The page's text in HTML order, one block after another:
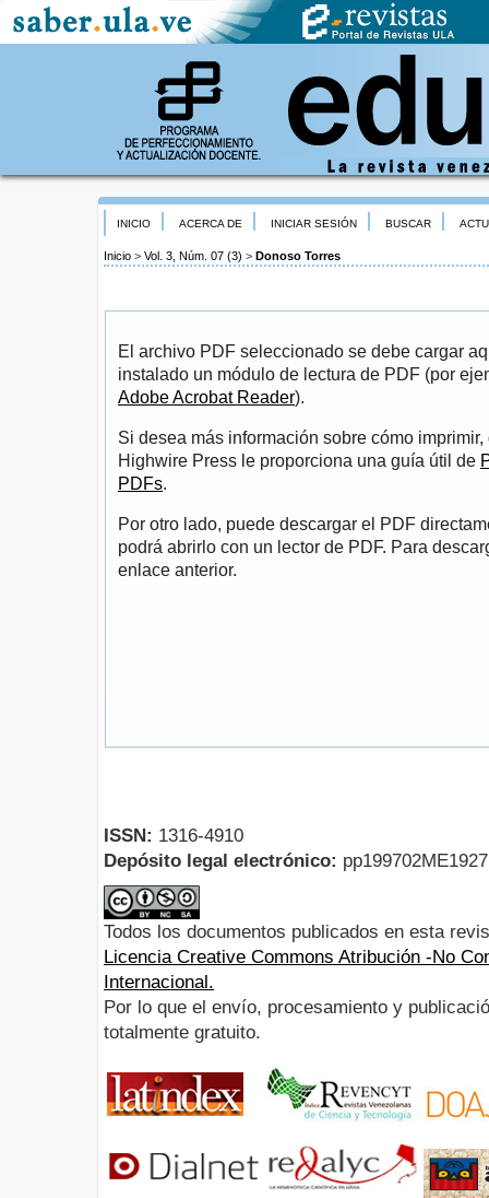
INICIO ACERCA DE INICIAR SESIÓN BUSCAR
Inicio > Vol. 3, Núm. 07 (3) > Donoso Torres
El archivo PDF seleccionado se debe cargar
instalado un módulo de lectura de PDF (por
Adobe Acrobat Reader).
Si desea más información sobre cómo
Highwire Press le proporciona una guía útil de
PDFs.
Por otro lado, puede descargar el PDF
podrá abrirlo con un lector de PDF. Para
enlace anterior.
ISSN: 1316-4910
Depósito legal electrónico:
Todos los documentos publicados en esta
Licencia Creative Commons Atribución -No
Internacional.
Por lo que el envío, procesamiento y
totalmente gratuito.